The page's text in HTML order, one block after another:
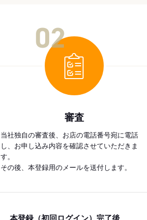
審査
当社独自の審査後、お店の電話番号宛に電話
し、お申し込み内容を確認させていただきま
す。
その後、本登録用のメールを送付します。